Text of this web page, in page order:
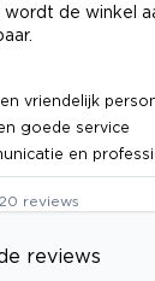
de winkel
vriendelijk
goede service
en
reviews
reviews